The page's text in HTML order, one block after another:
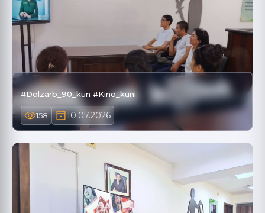
#Dolzarb_90_kun #Kino_kuni
158 10.07.2026